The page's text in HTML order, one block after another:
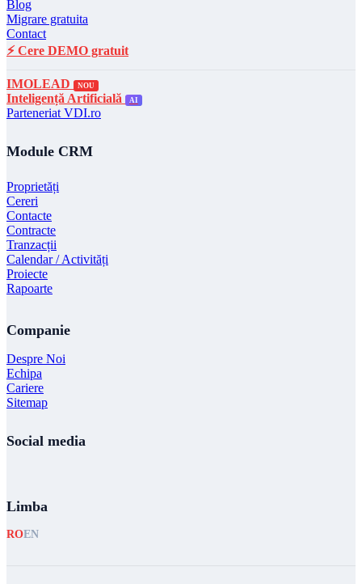
Blog
Migrare gratuita
Contact
⚡ Cere DEMO gratuit
IMOLEAD NOU
Inteligență Artificială AI
Parteneriat VDI.ro
Module CRM
Proprietăți
Cereri
Contacte
Contracte
Tranzacții
Calendar / Activități
Proiecte
Rapoarte
Companie
Despre Noi
Echipa
Cariere
Sitemap
Social media
Limba
ROEN